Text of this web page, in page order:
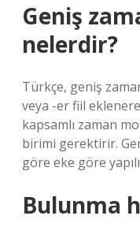
Geniş
nelerdir?
Türkçe, geniş
veya -er fiil
kapsamlı zaman
birimi gerektirir.
göre eke göre
Bulunma